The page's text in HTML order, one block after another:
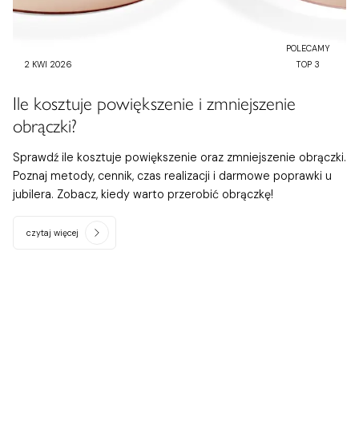
2 KWI 2026
POLECAMY
TOP 3
Ile kosztuje powiększenie i zmniejszenie
obrączki?
Sprawdź ile kosztuje powiększenie oraz zmniejszenie obrączki.
Poznaj metody, cennik, czas realizacji i darmowe poprawki u
jubilera. Zobacz, kiedy warto przerobić obrączkę!
czytaj więcej